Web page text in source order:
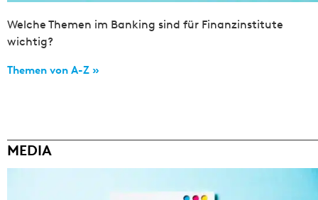
Welche Themen im Banking sind für Finanzinstitute
wichtig?
Themen von A-Z »
MEDIA